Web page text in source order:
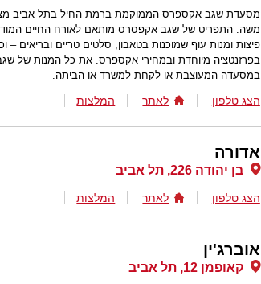
מסעדת שגב אקספרס הממוקמת ברמת החיל בתל אביב
משה. התפריט של שגב אקפסרס מותאם לאורח החיים
פיצות ומנות עוף שמוכנות בטאבון, סלטים טריים ובריאים –
בפרזנטציה מיוחדת ובמחירי אקספרס. את כל המנות של
במסעדה המעוצבת או לקחת למשרד או הביתה.
הצג טלפון לאתר המלצות
אדורה
בן יהודה 226, תל אביב
הצג טלפון לאתר המלצות
אוברג'ין
קאופמן 12, תל אביב